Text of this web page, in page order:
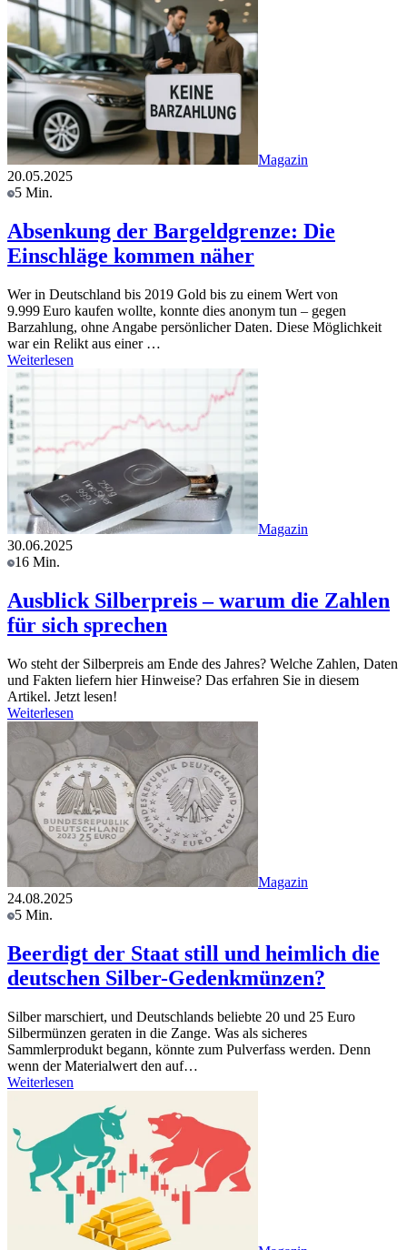
Magazin
20.05.2025
5 Min.
Absenkung der Bargeldgrenze: Die
Einschläge kommen näher
Wer in Deutschland bis 2019 Gold bis zu einem Wert von
9.999 Euro kaufen wollte, konnte dies anonym tun – gegen
Barzahlung, ohne Angabe persönlicher Daten. Diese Möglichkeit
war ein Relikt aus einer …
Weiterlesen
Magazin
30.06.2025
16 Min.
Ausblick Silberpreis – warum die Zahlen
für sich sprechen
Wo steht der Silberpreis am Ende des Jahres? Welche Zahlen, Daten
und Fakten liefern hier Hinweise? Das erfahren Sie in diesem
Artikel. Jetzt lesen!
Weiterlesen
Magazin
24.08.2025
5 Min.
Beerdigt der Staat still und heimlich die
deutschen Silber-Gedenkmünzen?
Silber marschiert, und Deutschlands beliebte 20 und 25 Euro
Silbermünzen geraten in die Zange. Was als sicheres
Sammlerprodukt begann, könnte zum Pulverfass werden. Denn
wenn der Materialwert den auf…
Weiterlesen